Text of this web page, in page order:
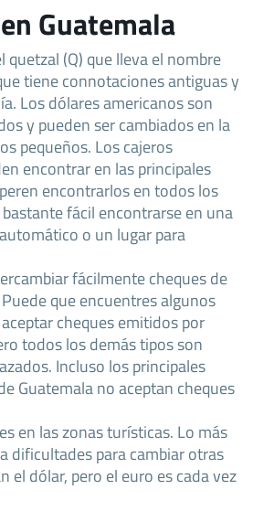
Guatemala
quetzal (Q) que lleva el nombre
tiene connotaciones antiguas y
Los dólares americanos son
y pueden ser cambiados en la
pequeños. Los cajeros
encontrar en las principales
encontrarlos en todos los
fácil encontrarse en una
o un lugar para
fácilmente cheques de
que encuentres algunos
cheques emitidos por
todos los demás tipos son
Incluso los principales
Guatemala no aceptan cheques
en las zonas turísticas. Lo más
dificultades para cambiar otras
el dólar, pero el euro es cada vez